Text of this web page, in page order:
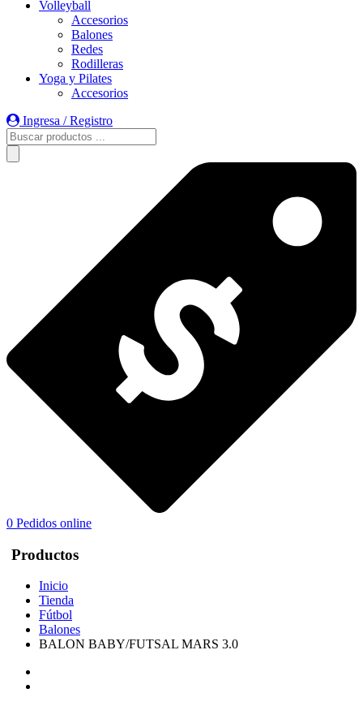
Volleyball
Accesorios
Balones
Redes
Rodilleras
Yoga y Pilates
Accesorios
Ingresa / Registro
Búsqueda
de
productos
0 Pedidos online
Productos
Inicio
Tienda
Fútbol
Balones
BALON BABY/FUTSAL MARS 3.0